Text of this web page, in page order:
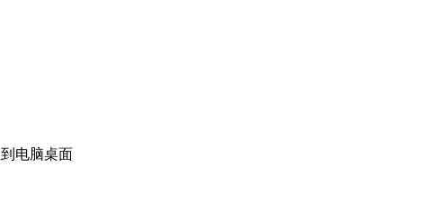
电脑桌面